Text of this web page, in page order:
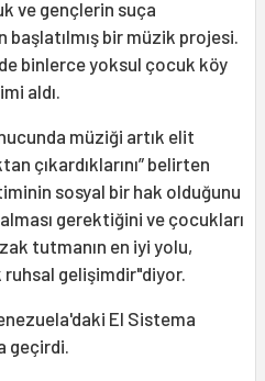
ve gençlerin suça
bir müzik projesi.
binlerce yoksul çocuk köy
aldı.
müziği artık elit
çıkardıklarını” belirten
sosyal bir hak olduğunu
gerektiğini ve çocukları
tutmanın en iyi yolu,
gelişimdir"diyor.
El Sistema
geçirdi.